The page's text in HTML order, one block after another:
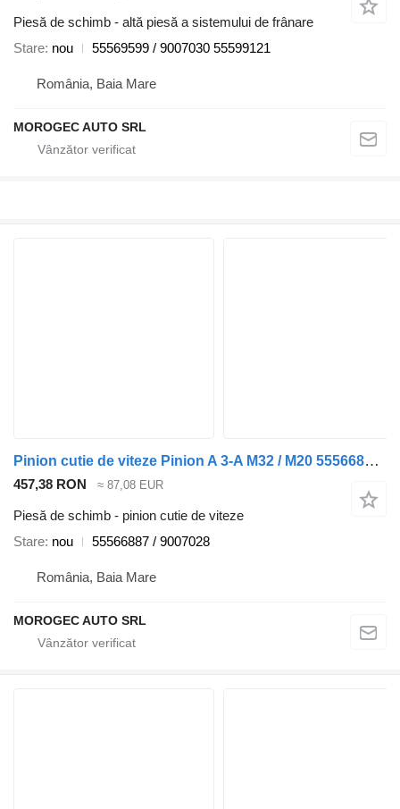
Piesă de schimb - altă piesă a sistemului de frânare
Stare nou 55569599 / 9007030 55599121
România, Baia Mare
MOROGEC AUTO SRL
Pinion cutie de viteze Pinion A 3-A M32 / M20 55566887 pentru automobil Alfa Romeo 159
457,38 RON ≈ 87,08 EUR
Piesă de schimb - pinion cutie de viteze
Stare nou 55566887 / 9007028
România, Baia Mare
MOROGEC AUTO SRL